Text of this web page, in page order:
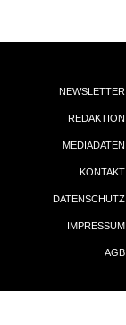
NEWSLETTER
REDAKTION
MEDIADATEN
KONTAKT
DATENSCHUTZ
IMPRESSUM
AGB